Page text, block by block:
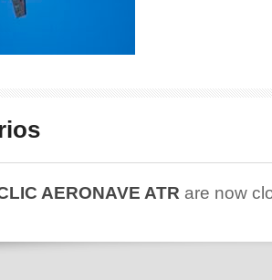
AERONAVE ATR are now